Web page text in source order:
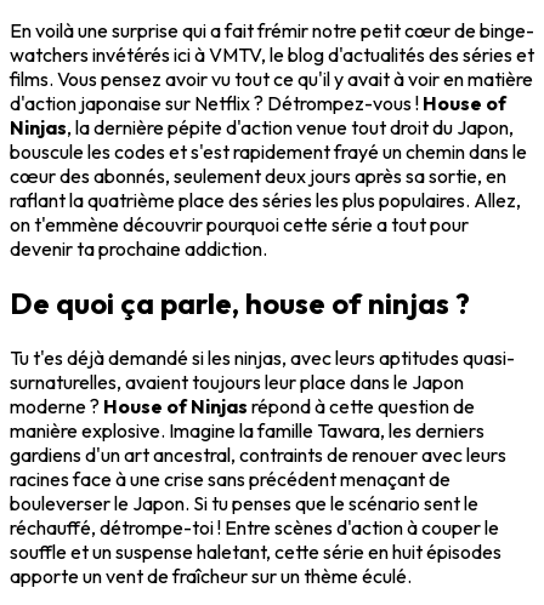
En voilà une surprise qui a fait frémir notre petit cœur de binge-
watchers invétérés ici à VMTV, le blog d'actualités des séries et
films. Vous pensez avoir vu tout ce qu'il y avait à voir en matière
d'action japonaise sur Netflix ? Détrompez-vous ! House of
Ninjas, la dernière pépite d'action venue tout droit du Japon,
bouscule les codes et s'est rapidement frayé un chemin dans le
cœur des abonnés, seulement deux jours après sa sortie, en
raflant la quatrième place des séries les plus populaires. Allez,
on t'emmène découvrir pourquoi cette série a tout pour
devenir ta prochaine addiction.
De quoi ça parle, house of ninjas ?
Tu t'es déjà demandé si les ninjas, avec leurs aptitudes quasi-
surnaturelles, avaient toujours leur place dans le Japon
moderne ? House of Ninjas répond à cette question de
manière explosive. Imagine la famille Tawara, les derniers
gardiens d'un art ancestral, contraints de renouer avec leurs
racines face à une crise sans précédent menaçant de
bouleverser le Japon. Si tu penses que le scénario sent le
réchauffé, détrompe-toi ! Entre scènes d'action à couper le
souffle et un suspense haletant, cette série en huit épisodes
apporte un vent de fraîcheur sur un thème éculé.